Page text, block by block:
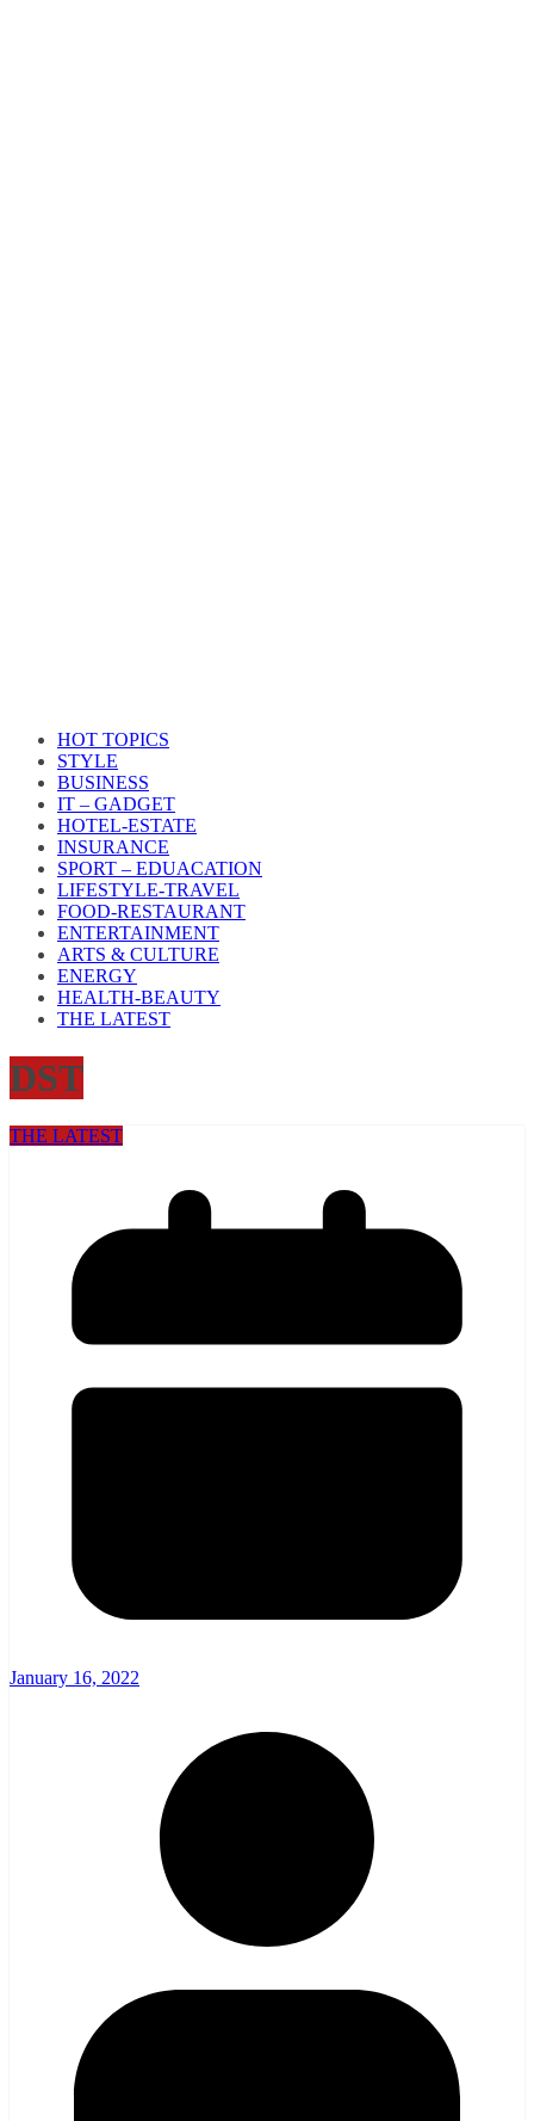
HOT TOPICS
STYLE
BUSINESS
IT – GADGET
HOTEL-ESTATE
INSURANCE
SPORT – EDUACATION
LIFESTYLE​-TRAVEL​
FOOD-RESTAURANT
ENTERTAINMENT
ARTS & CULTURE
ENERGY
HEALTH​-BEAUTY
THE LATEST
DST
THE LATEST
January 16, 2022